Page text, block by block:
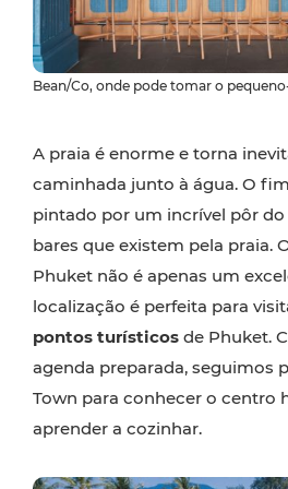
Bean/Co, onde pode tomar o
A praia é enorme e torna
caminhada junto à água. O
pintado por um incrível pôr
bares que existem pela praia.
Phuket não é apenas um
localização é perfeita para
pontos turísticos de Phuket.
agenda preparada, seguimos
Town para conhecer o centro
aprender a cozinhar.